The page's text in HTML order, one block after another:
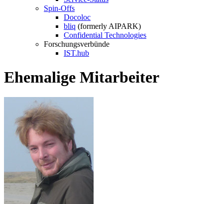
Spin-Offs
Docoloc
bliq (formerly AIPARK)
Confidential Technologies
Forschungsverbünde
IST.hub
Ehemalige Mitarbeiter